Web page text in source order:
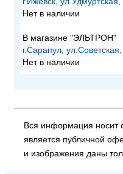
Нет в наличии
В магазине "ЭЛЬТРОН"
г.Сарапул, ул.Советская,
Нет в наличии
Вся информация носит
является публичной
и изображения даны